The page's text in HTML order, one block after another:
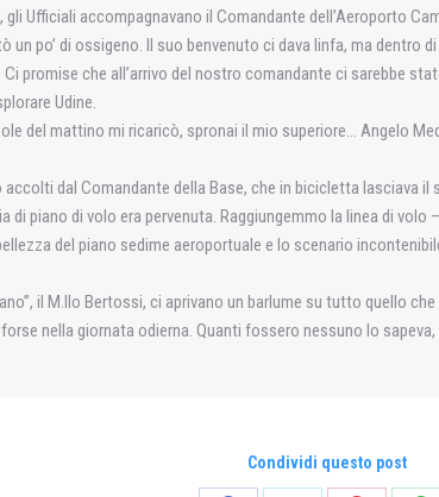
Ufficiali accompagnavano il Comandante dell’Aeroporto
po’ di ossigeno. Il suo benvenuto ci dava linfa, ma
promise che all’arrivo del nostro comandante ci sarebbe
Udine.
del mattino mi ricaricò, spronai il mio superiore… Angelo
dal Comandante della Base, che in bicicletta lasciava
di piano di volo era pervenuta. Raggiungemmo la linea di
del piano sedime aeroportuale e lo scenario
il M.llo Bertossi, ci aprivano un barlume su tutto quello
nella giornata odierna. Quanti fossero nessuno lo
Condividi questo post